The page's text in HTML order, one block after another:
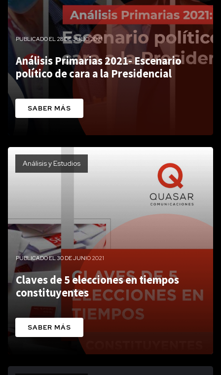
PUBLICADO EL 28 DE JULIO 2021
Análisis Primarias 2021- Escenario
político de cara a la Presidencial
SABER MÁS
Análisis y Estudios
PUBLICADO EL 30 DE JUNIO 2021
Claves de 5 elecciones en tiempos
constituyentes
SABER MÁS